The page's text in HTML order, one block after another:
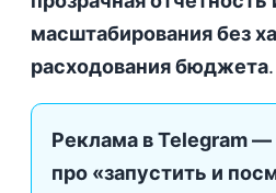
масштабирования без
расходования бюджета.
Реклама в Telegram —
про «запустить и